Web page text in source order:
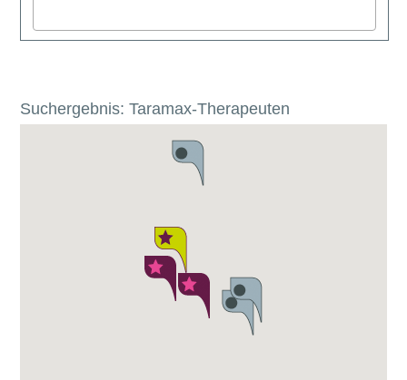
Suchergebnis: Taramax-Therapeuten